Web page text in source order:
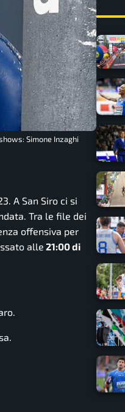
Simone Inzaghi
A San Siro ci si
Tra le file dei
offensiva per
alle 21:00 di